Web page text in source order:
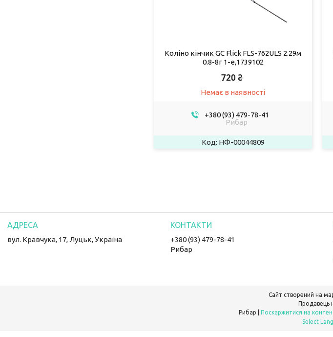
Коліно кінчик GC Flick FLS-762ULS 2.29м
0.8-8г 1-е,1739102
720 ₴
Немає в наявності
+380 (93) 479-78-41
Рибар
НФ-00044809
вул. Кравчука, 17, Луцьк, Україна
+380 (93) 479-78-41
Рибар
Сайт створений на
Продавець
Поскаржитися на
Select